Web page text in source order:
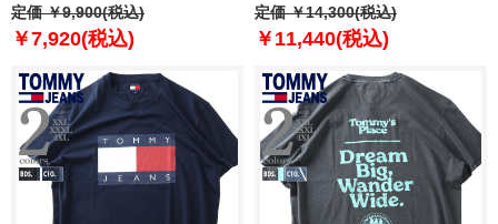
DNA GRAPHIC SS TEE USA直
輸入 dm0dm22307
定価 ￥9,900(税込)
￥7,920(税込)
GRAFFITI SS POCKET TEE
USA直輸入 dm0dm22334
定価 ￥14,300(税込)
￥11,440(税込)